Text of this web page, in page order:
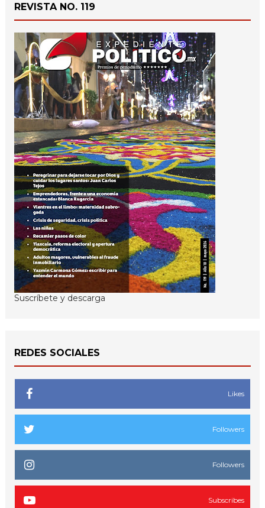
REVISTA NO. 119
Suscríbete y descarga
REDES SOCIALES
Likes
Followers
Followers
Subscribes